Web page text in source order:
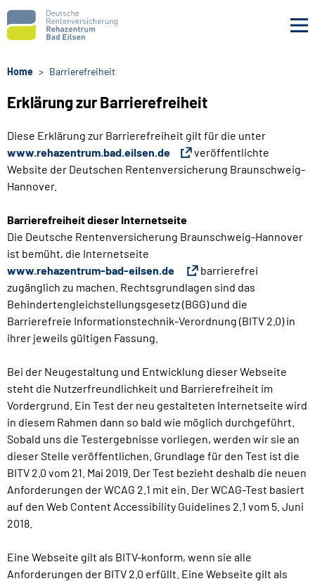
Navigation überspringen
Home Barrierefreiheit
Erklärung zur Barrierefreiheit
Diese Erklärung zur Barrierefreiheit gilt für die unter
www.rehazentrum.bad.eilsen.de
veröffentlichte
Website der Deutschen Rentenversicherung Braunschweig-
Hannover.
Barrierefreiheit dieser Internetseite
Die Deutsche Rentenversicherung Braunschweig-Hannover
ist bemüht, die Internetseite
www.rehazentrum-bad-eilsen.de
barrierefrei
zugänglich zu machen. Rechtsgrundlagen sind das
Behindertengleichstellungsgesetz (BGG) und die
Barrierefreie Informationstechnik-Verordnung (BITV 2.0) in
ihrer jeweils gültigen Fassung.
Bei der Neugestaltung und Entwicklung dieser Webseite
steht die Nutzerfreundlichkeit und Barrierefreiheit im
Vordergrund. Ein Test der neu gestalteten Internetseite wird
in diesem Rahmen dann so bald wie möglich durchgeführt.
Sobald uns die Testergebnisse vorliegen, werden wir sie an
dieser Stelle veröffentlichen. Grundlage für den Test ist die
BITV 2.0 vom 21. Mai 2019. Der Test bezieht deshalb die neuen
Anforderungen der WCAG 2.1 mit ein. Der WCAG-Test basiert
auf den Web Content Accessibility Guidelines 2.1 vom 5. Juni
2018.
Eine Webseite gilt als BITV-konform, wenn sie alle
Anforderungen der BITV 2.0 erfüllt. Eine Webseite gilt als